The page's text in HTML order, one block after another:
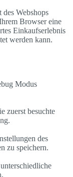
Webshops
Browser eine
Einkaufserlebnis
werden kann.
Modus
zuerst besuchte
des
zu speichern.